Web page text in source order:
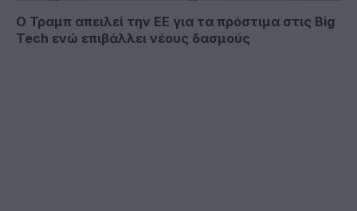
Ο Τραμπ απειλεί την ΕΕ για τα πρόστιμα στις Big
Tech ενώ επιβάλλει νέους δασμούς